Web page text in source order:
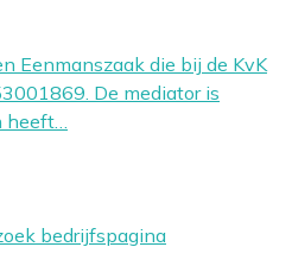
Eenmanszaak die bij de KvK
De mediator is
bedrijfspagina